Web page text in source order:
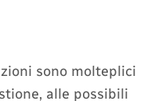
sono molteplici
alle possibili